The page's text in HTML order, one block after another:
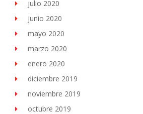
julio 2020
junio 2020
mayo 2020
marzo 2020
enero 2020
diciembre 2019
noviembre 2019
octubre 2019